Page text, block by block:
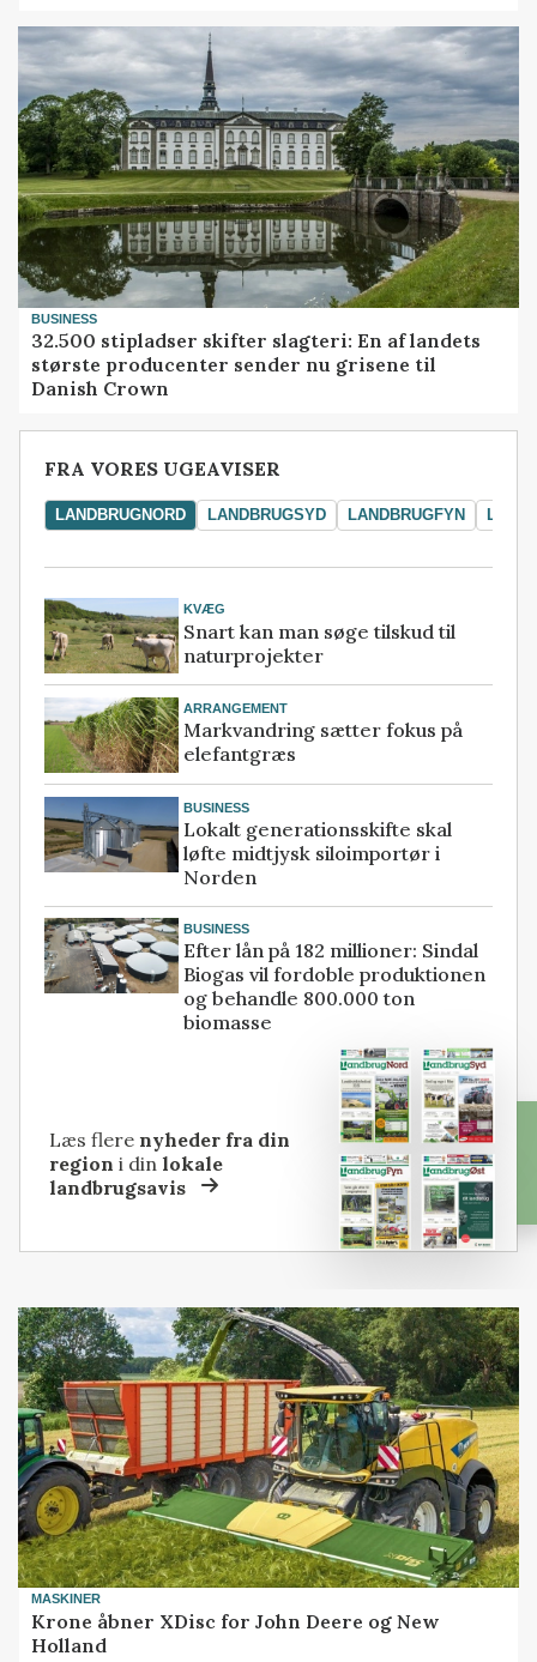
BUSINESS
32.500 stipladser skifter slagteri: En af landets
største producenter sender nu grisene til
Danish Crown
FRA VORES UGEAVISER
LANDBRUGNORD LANDBRUGSYD LANDBRUGFYN
KVÆG
Snart kan man søge tilskud til
naturprojekter
ARRANGEMENT
Markvandring sætter fokus på
elefantgræs
BUSINESS
Lokalt generationsskifte skal
løfte midtjysk siloimportør i
Norden
BUSINESS
Efter lån på 182 millioner: Sindal
Biogas vil fordoble produktionen
og behandle 800.000 ton
biomasse
Læs flere nyheder fra din
region i dinlokale
landbrugsavis
MASKINER
Krone åbner XDisc for John Deere og New
Holland